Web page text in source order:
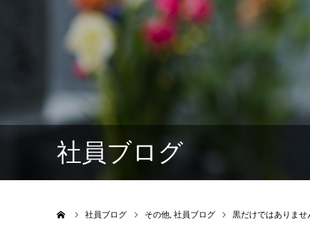
社員ブログ
社員ブログ その他 社員ブログ 黒だけではありま